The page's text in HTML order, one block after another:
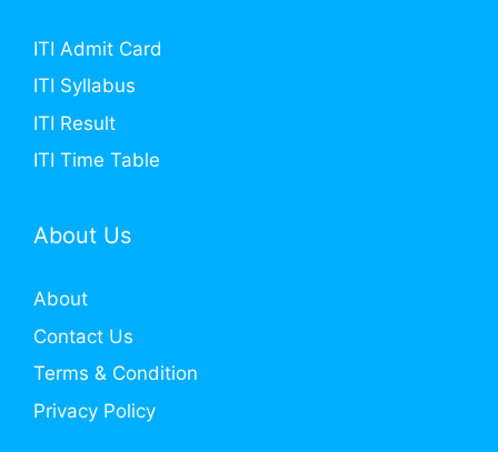
ITI Admit Card
ITI Syllabus
ITI Result
ITI Time Table
About Us
About
Contact Us
Terms & Condition
Privacy Policy